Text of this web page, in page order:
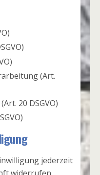
(Art.
20 DSGVO)
jederzeit